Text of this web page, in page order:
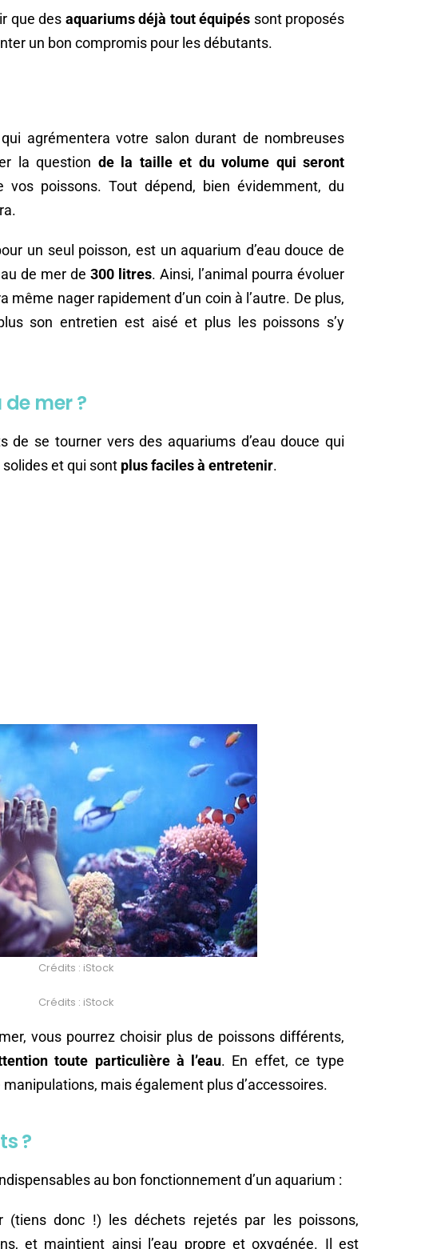
que des aquariums déjà tout équipés sont proposés
un bon compromis pour les débutants.
agrémentera votre salon durant de nombreuses
la question de la taille et du volume qui seront
vos poissons. Tout dépend, bien évidemment, du
un seul poisson, est un aquarium d’eau douce de
de mer de 300 litres. Ainsi, l’animal pourra évoluer
même nager rapidement d’un coin à l’autre. De plus,
son entretien est aisé et plus les poissons s’y
de mer ?
de se tourner vers des aquariums d’eau douce qui
et qui sont plus faciles à entretenir.
Crédits : iStock
Crédits : iStock
vous pourrez choisir plus de poissons différents,
toute particulière à l’eau. En effet, ce type
mais également plus d’accessoires.
?
au bon fonctionnement d’un aquarium :
(tiens donc !) les déchets rejetés par les poissons,
et maintient ainsi l’eau propre et oxygénée. Il est